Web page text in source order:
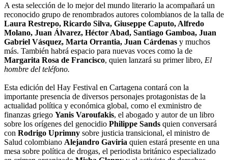
A esta selección de lo mejor del mundo literario la acompañará un
reconocido grupo de renombrados autores colombianos de la talla de
Laura Restrepo, Ricardo Silva, Giuseppe Caputo, Alfredo
Molano, Juan Álvarez, Héctor Abad, Santiago Gamboa, Juan
Gabriel Vásquez, Marta Orrantia, Juan Cárdenas y muchos
más. También habrá espacio para nuevas voces como la de
Margarita Rosa de Francisco, quien lanzará su primer libro, El
hombre del teléfono.
Esta edición del Hay Festival en Cartagena contará con la
importante presencia de diversos personajes protagonistas de la
actualidad política y económica global, como el exministro de
finanzas griego Yanis Varoufakis, el abogado y autor de un libro
sobre los orígenes del genocidio Philippe Sands quien conversará
con Rodrigo Uprimny sobre justicia transicional, el ministro de
Salud colombiano Alejandro Gaviria quien estará presente en una
mesa sobre política de drogas, el periodista británico especializado